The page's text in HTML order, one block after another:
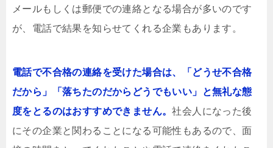
メールもしくは郵便での連絡となる場合が多いのです
が、電話で結果を知らせてくれる企業もあります。
電話で不合格の連絡を受けた場合は、「どうせ不合格
だから」「落ちたのだからどうでもいい」と無礼な態
度をとるのはおすすめできません。社会人になった後
にその企業と関わることになる可能性もあるので、面